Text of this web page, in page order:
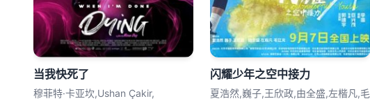
当我快死了
穆菲特·卡亚坎,Ushan Çakir,
闪耀少年之空中接力
夏浩然,巍子,王欣政,由全盛,左楷凡,毛